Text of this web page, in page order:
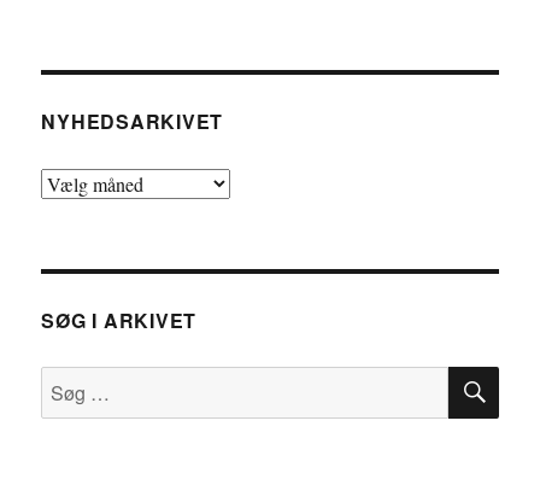
NYHEDSARKIVET
Nyhedsarkivet
SØG I ARKIVET
Søg
efter:
SØG